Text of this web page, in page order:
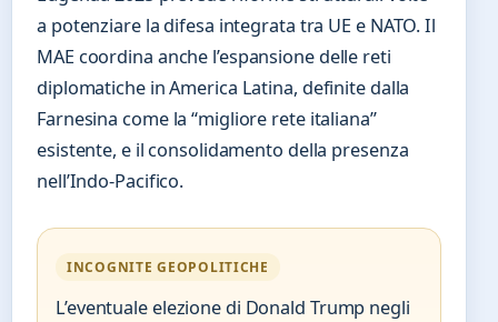
a potenziare la difesa integrata tra UE e NATO. Il
MAE coordina anche l’espansione delle reti
diplomatiche in America Latina, definite dalla
Farnesina come la “migliore rete italiana”
esistente, e il consolidamento della presenza
nell’Indo-Pacifico.
INCOGNITE GEOPOLITICHE
L’eventuale elezione di Donald Trump negli